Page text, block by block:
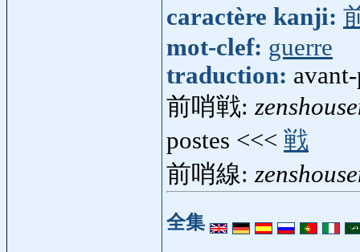
caractère kanji:
mot-clef: guerre
traduction:
前哨戦:
postes <<< 戦
前哨線:
全集